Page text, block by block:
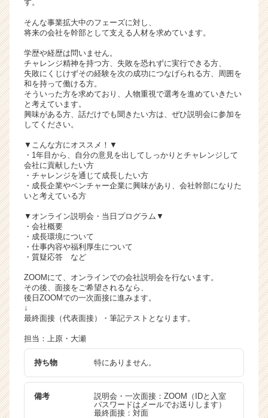
e
r
C
a
r
e
す。
そんな事業拡大中のフェーズに対し、
将来の会社を幹部として支える人材を求めています。
学歴や経歴は問いません。
チャレンジ精神を持つ方、失敗を恐れずに実行できる方、
失敗にくじけずその経験を次の成功につなげられる方、周囲を
和を持って働ける方。
そういった方を求めており、人物重視で選考を進めていきたい
と考えています。
興味がある方、話だけでも聞きたい方は、ぜひ説明会に参加を
してください。
▼こんな方にオススメ！▼
・1年目から、自分の意見を出してしっかりとチャレンジして
会社に貢献したい方
・チャレンジを通じて成長したい方
・成長企業やベンチャー企業に興味があり、会社幹部になりた
いと考えている方
▼オンライン説明会・当日プログラム▼
・会社概要
・成長環境について
・仕事内容や福利厚生について
・質疑応答 など
ZOOMにて、オンラインでの会社説明会を行ないます。
その後、面接をご希望されるなら、
後日ZOOMでの一次面接に進みます。
↓
最終面接（代表面接）・筆記テストとなります。
担当：上原・大瀬
持ち物 特にありません。
備考
説明会・一次面接：ZOOM（IDと入室
パスワードはメールでお送りします）
最終面接：対面